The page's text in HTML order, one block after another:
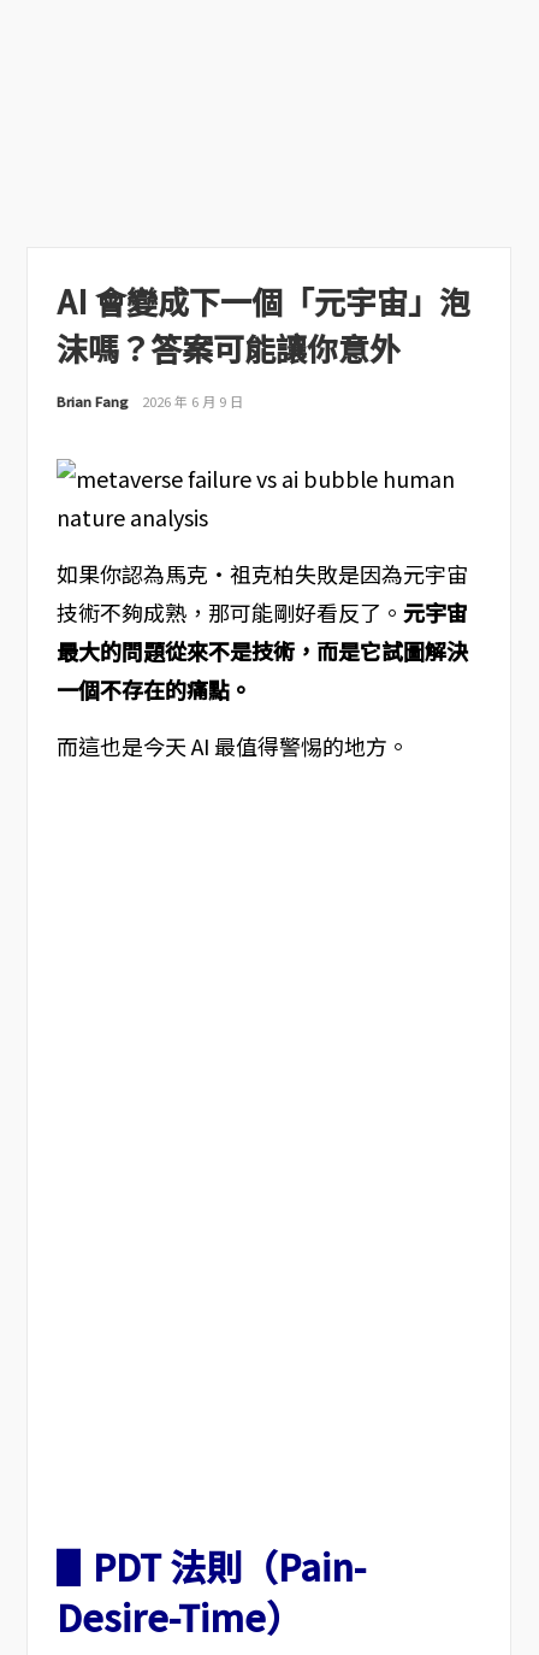
AI 會變成下一個「元宇宙」泡
沫嗎？答案可能讓你意外
Brian Fang 2026 年 6 月 9 日
如果你認為馬克・祖克柏失敗是因為元宇宙
技術不夠成熟，那可能剛好看反了。 元宇宙
最大的問題從來不是技術，而是它試圖解決
一個不存在的痛點。
而這也是今天 AI 最值得警惕的地方。
▋PDT 法則（Pain-
Desire-Time）